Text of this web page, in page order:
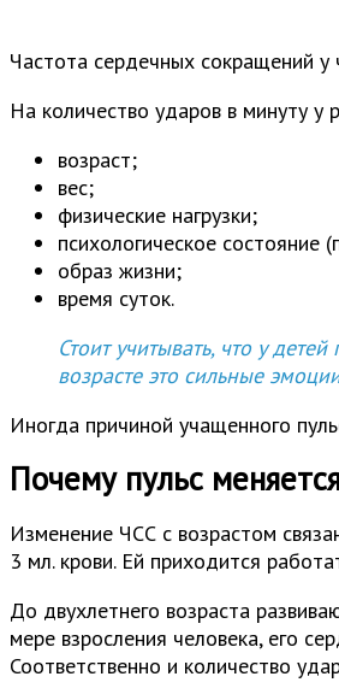
Частота сердечных сокращений
На количество ударов в минуту у
возраст;
вес;
физические нагрузки;
психологическое состояние
образ жизни;
время суток.
Стоит учитывать, что у
возрасте это сильные
Иногда причиной учащенного
Почему пульс
Изменение ЧСС с возрастом
3 мл. крови. Ей приходится
До двухлетнего возраста
мере взросления человека, его
Соответственно и количество